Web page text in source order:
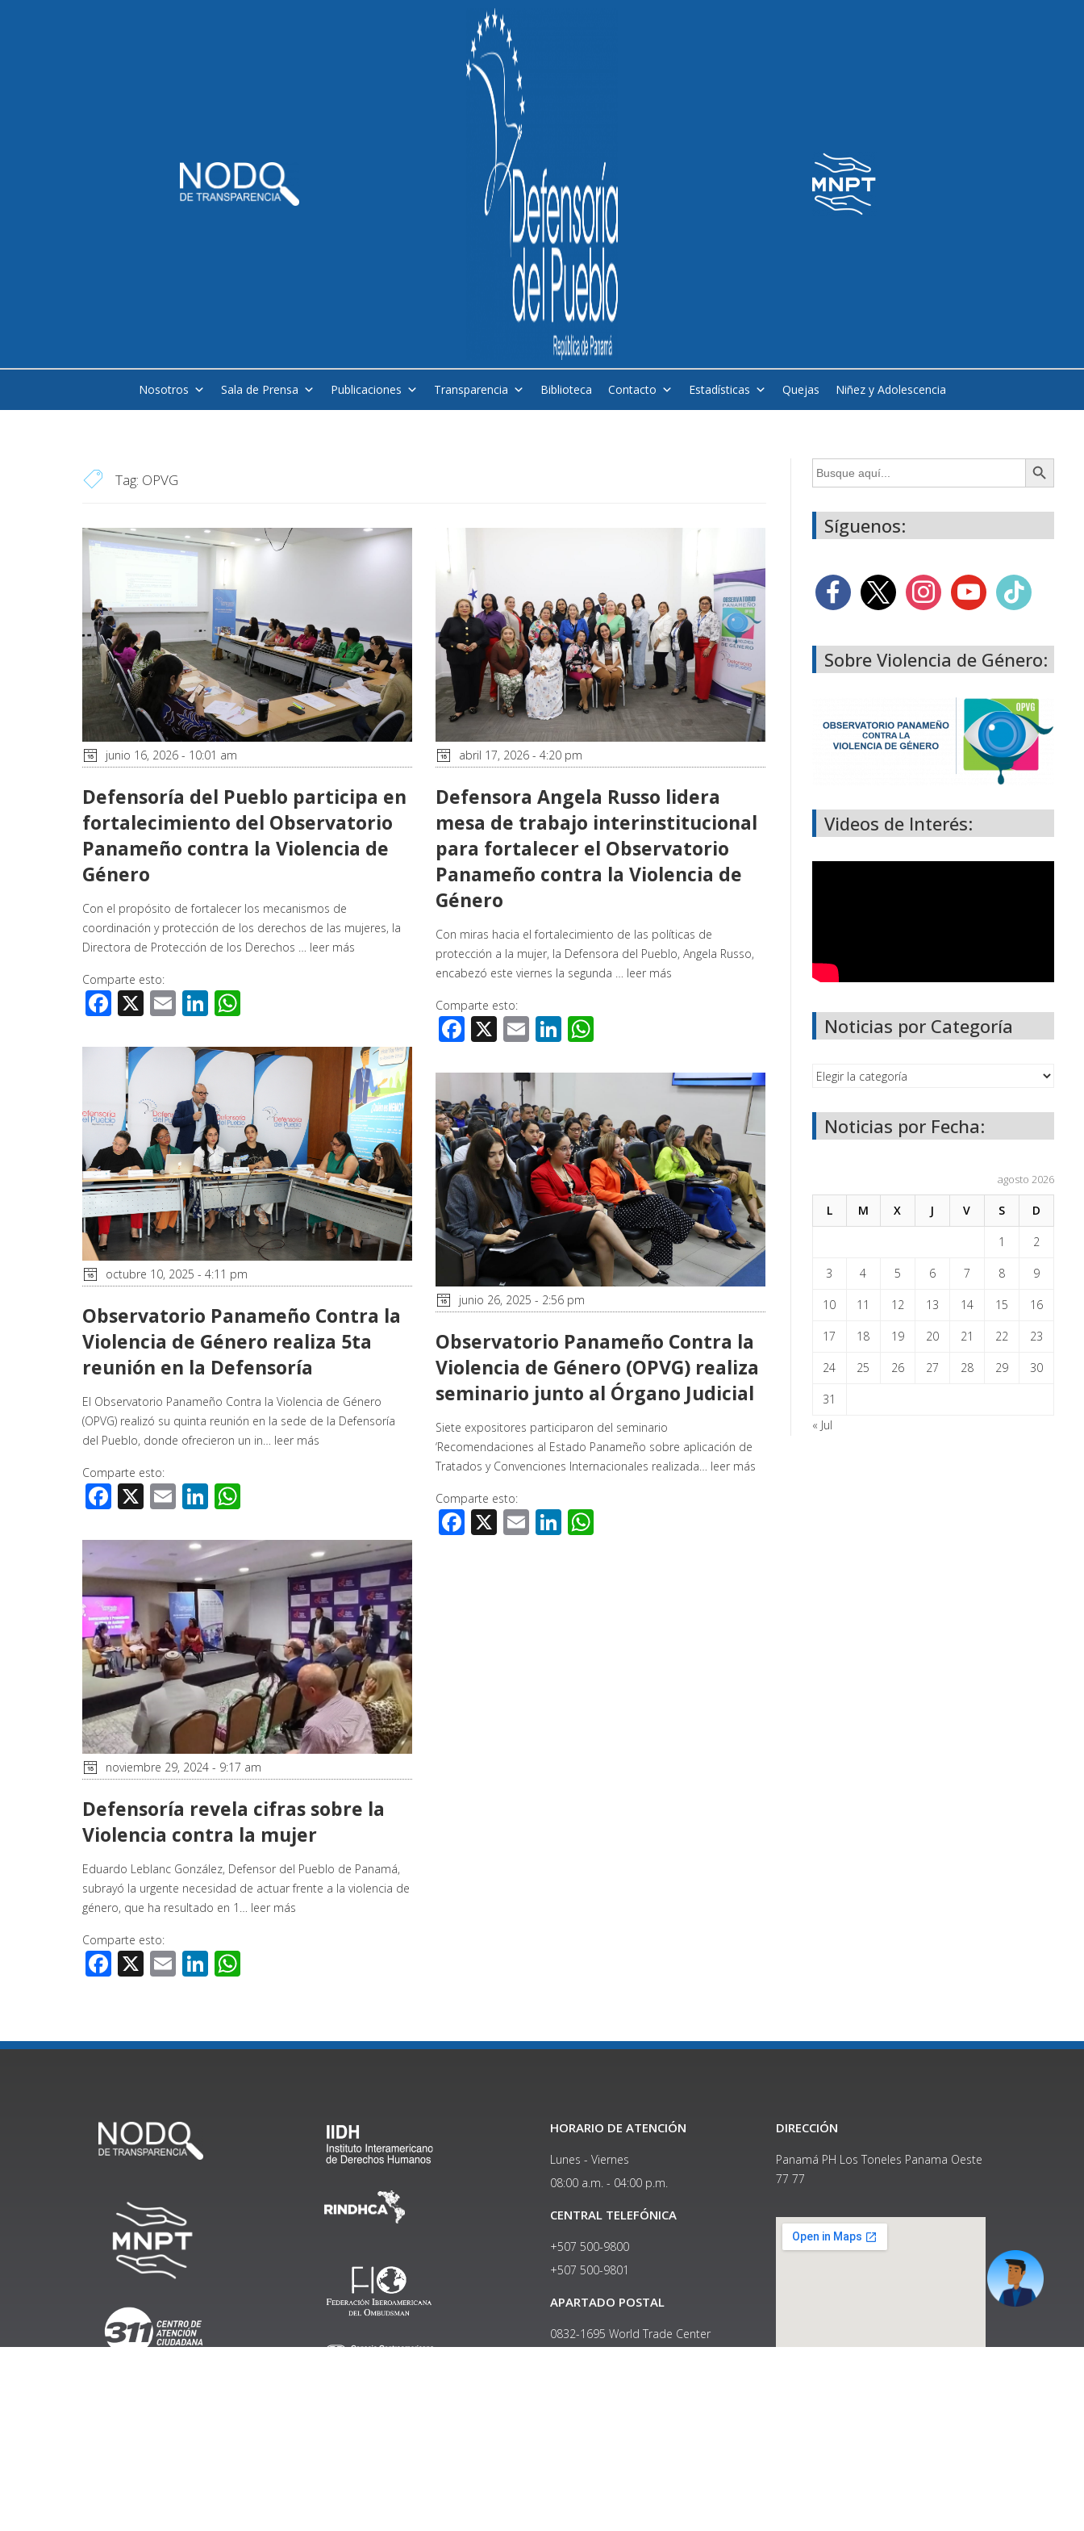
Nosotros Sala de Prensa Publicaciones Transparencia Biblioteca Contacto Estadísticas Quejas Niñez y Adolescencia
Tag: OPVG
junio 16, 2026 - 10:01 am
Defensoría del Pueblo participa en
fortalecimiento del Observatorio
Panameño contra la Violencia de
Género
Con el propósito de fortalecer los mecanismos de
coordinación y protección de los derechos de las mujeres, la
Directora de Protección de los Derechos … leer más
Comparte esto:
Facebook
X EmailLinkedIn
abril 17, 2026 - 4:20 pm
Defensora Angela Russo lidera
mesa de trabajo interinstitucional
para fortalecer el Observatorio
Panameño contra la Violencia de
Género
Con miras hacia el fortalecimiento de las políticas de
protección a la mujer, la Defensora del Pueblo, Angela Russo,
encabezó este viernes la segunda … leer más
Comparte esto:
Facebook
X EmailLinkedIn
octubre 10, 2025 - 4:11 pm
Observatorio Panameño Contra la
Violencia de Género realiza 5ta
reunión en la Defensoría
El Observatorio Panameño Contra la Violencia de Género
(OPVG) realizó su quinta reunión en la sede de la Defensoría
del Pueblo, donde ofrecieron un in… leer más
Comparte esto:
Facebook
X EmailLinkedIn
junio 26, 2025 - 2:56 pm
Observatorio Panameño Contra la
Violencia de Género (OPVG) realiza
seminario junto al Órgano Judicial
Siete expositores participaron del seminario
‘Recomendaciones al Estado Panameño sobre aplicación de
Tratados y Convenciones Internacionales realizada… leer más
Comparte esto:
Facebook
X EmailLinkedIn
noviembre 29, 2024 - 9:17 am
Defensoría revela cifras sobre la
Violencia contra la mujer
Eduardo Leblanc González, Defensor del Pueblo de Panamá,
subrayó la urgente necesidad de actuar frente a la violencia de
género, que ha resultado en 1… leer más
Comparte esto:
Facebook
X EmailLinkedIn
Buscar: Botón de búsqueda
Síguenos:
Sobre Violencia de Género:
Videos de Interés:
Noticias por Categoría
Noticias por Fecha:
agosto 2026
L M X J V S D
1 2
3 4 5 6 7 8 9
10 11 12 13 14 15 16
17 18 19 20 21 22 23
24 25 26 27 28 29 30
31
« Jul
HORARIO DE ATENCIÓN
Lunes - Viernes
08:00 a.m. - 04:00 p.m.
CENTRAL TELEFÓNICA
+507 500-9800
+507 500-9801​
APARTADO POSTAL
0832-1695 World Trade Center
DIRECCIÓN
Panamá PH Los Toneles Panama Oeste
77 77